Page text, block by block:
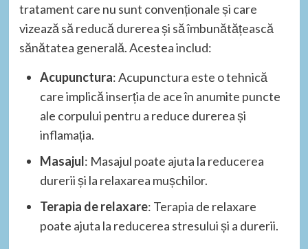
tratament care nu sunt convenționale și care
vizează să reducă durerea și să îmbunătățească
sănătatea generală. Acestea includ:
Acupunctura: Acupunctura este o tehnică
care implică inserția de ace în anumite puncte
ale corpului pentru a reduce durerea și
inflamația.
Masajul: Masajul poate ajuta la reducerea
durerii și la relaxarea mușchilor.
Terapia de relaxare: Terapia de relaxare
poate ajuta la reducerea stresului și a durerii.